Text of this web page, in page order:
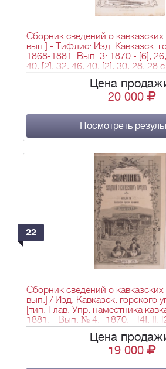
Сборник сведений о кавказских
вып.].- Тифлис: Изд. Кавказск.
1868-1881. Вып. 3: 1870.- [6],
40, [2], 32, 46, 40, [2], 30, 28, 28
л., [2] л. ил.; 26,8х18,3 см.
Цена
20 000
Посмотреть
22
Сборник сведений о кавказских
вып.] / Изд. Кавказск. горского
[тип. Глав. Упр. наместника
1881. - Вып. № 4. -1870. - [4], II,
24, [2], 34, [2], 24, 30, [2], 90 c.,
л. карт.; 28,5х19 см.
Цена
19 000